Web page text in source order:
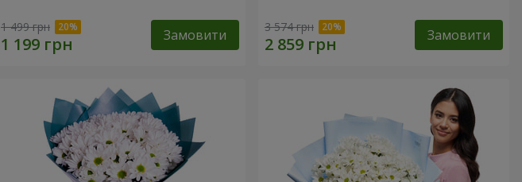
1 499 грн Замовити 3 574 грн Замовити